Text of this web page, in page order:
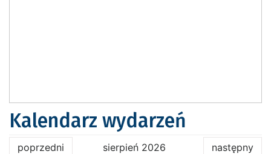
Kalendarz wydarzeń
poprzedni sierpień 2026 następny